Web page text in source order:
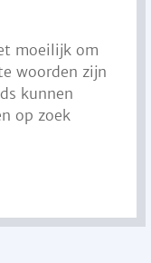
moeilijk om
woorden zijn
kunnen
op zoek